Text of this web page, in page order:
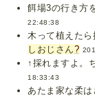
餌場3の行き方
22:48:38
木って植えた
しおじさん?
↑採れますよ。
18:33:43
あたま家な柔